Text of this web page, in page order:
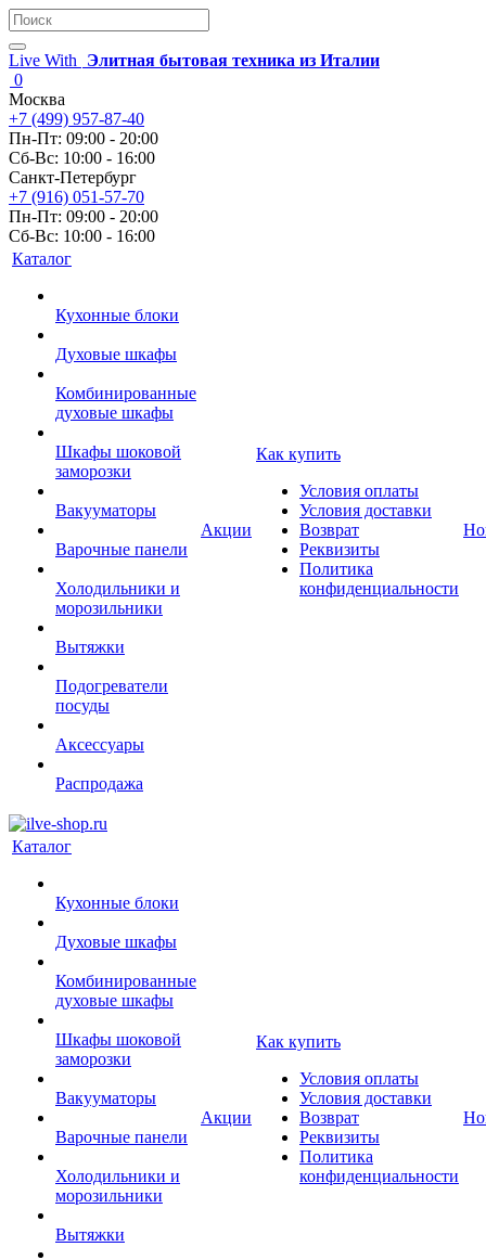
Live With
Элитная бытовая техника из Италии
0
Москва
+7 (499) 957-87-40
Пн-Пт: 09:00 - 20:00
Сб-Вс: 10:00 - 16:00
Санкт-Петербург
+7 (916) 051-57-70
Пн-Пт: 09:00 - 20:00
Сб-Вс: 10:00 - 16:00
Каталог
Кухонные блоки
Духовые шкафы
Комбинированные
духовые шкафы
Шкафы шоковой
заморозки
Вакууматоры
Варочные панели
Холодильники и
морозильники
Вытяжки
Подогреватели
посуды
Аксессуары
Распродажа
Акции
Как купить
Условия оплаты
Условия доставки
Возврат
Реквизиты
Политика
конфиденциальности
Каталог
Кухонные блоки
Духовые шкафы
Комбинированные
духовые шкафы
Шкафы шоковой
заморозки
Вакууматоры
Варочные панели
Холодильники и
морозильники
Вытяжки
Акции
Как купить
Условия оплаты
Условия доставки
Возврат
Реквизиты
Политика
конфиденциальности